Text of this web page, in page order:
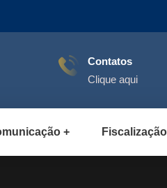
Contatos
Clique aqui
Fiscalização